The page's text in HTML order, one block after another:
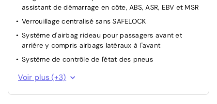
assistant de démarrage en côte, ABS, ASR, EBV et MSR
Verrouillage centralisé sans SAFELOCK
Système d'airbag rideau pour passagers avant et
arrière y compris airbags latéraux à l'avant
Système de contrôle de l'état des pneus
Projecteurs principaux halogènes et clignotants sous
glace commune en verre clair, avec feux de jour à LED
Allumage automatique des projecteurs, avec feux de
Voir plus (+3)